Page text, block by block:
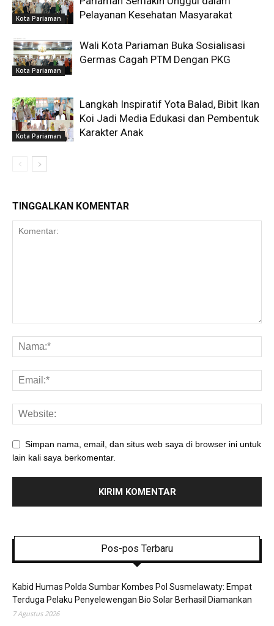
Kota Pariaman
Pelayanan Kesehatan Masyarakat
Kota Pariaman
Wali Kota Pariaman Buka Sosialisasi
Germas Cagah PTM Dengan PKG
Kota Pariaman
Langkah Inspiratif Yota Balad, Bibit Ikan
Koi Jadi Media Edukasi dan Pembentuk
Karakter Anak
TINGGALKAN KOMENTAR
Simpan nama, email, dan situs web saya di browser ini untuk
lain kali saya berkomentar.
Pos-pos Terbaru
Kabid Humas Polda Sumbar Kombes Pol Susmelawaty: Empat
Terduga Pelaku Penyelewengan Bio Solar Berhasil Diamankan
7 Agustus 2026